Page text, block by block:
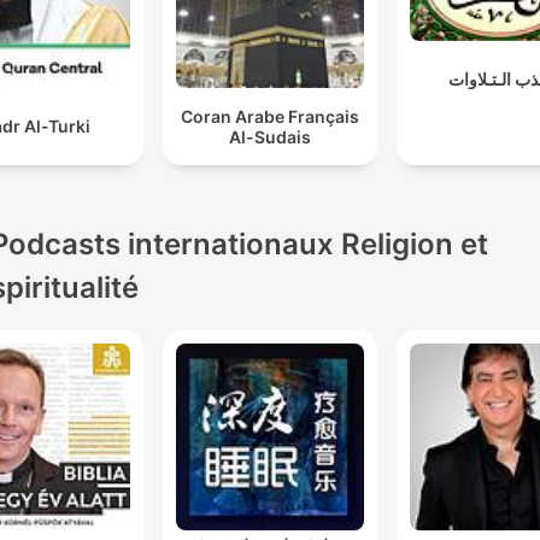
Al-Turki
Coran Arabe Français
Al-Sudais
الـتـلاوات
internationaux Religion et